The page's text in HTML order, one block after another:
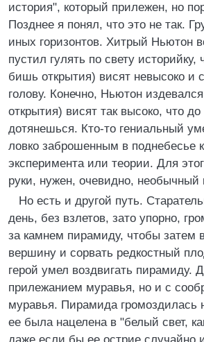
история", который прилежен, но
Позднее я понял, что это не так.
иных горизонтов. Хитрый Ньютон
пустил гулять по свету историйку,
бишь открытия) висят невысоко и
голову. Конечно, Ньютон
открытия) висят так высоко, что
дотянешься. Кто-то гениальный
ловко заброшенным в поднебесье
эксперимента или теории. Для
руки, нужен, очевидно, необычный
Но есть и другой путь.
день, без взлетов, зато упорно,
за камнем пирамиду, чтобы затем
вершину и сорвать редкостный
герой умел воздвигать пирамиду.
прилежанием муравья, но и с
муравья. Пирамида громоздилась
ее была нацелена в "белый свет,